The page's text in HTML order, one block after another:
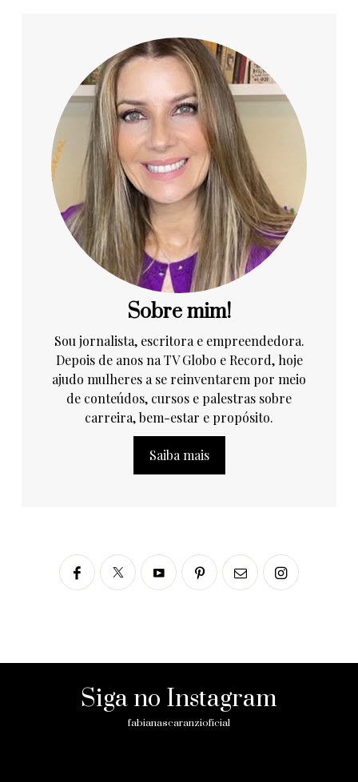
Sobre mim!
Sou jornalista, escritora e empreendedora.
Depois de anos na TV Globo e Record, hoje
ajudo mulheres a se reinventarem por meio
de conteúdos, cursos e palestras sobre
carreira, bem-estar e propósito.
Saiba mais
Siga no Instagram
fabianascaranzioficial